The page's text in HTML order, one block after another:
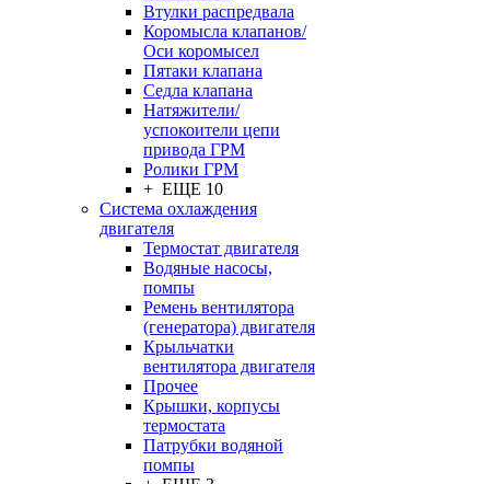
Втулки распредвала
Коромысла клапанов/
Оси коромысел
Пятаки клапана
Седла клапана
Натяжители/
успокоители цепи
привода ГРМ
Ролики ГРМ
+ ЕЩЕ 10
Система охлаждения
двигателя
Термостат двигателя
Водяные насосы,
помпы
Ремень вентилятора
(генератора) двигателя
Крыльчатки
вентилятора двигателя
Прочее
Крышки, корпусы
термостата
Патрубки водяной
помпы